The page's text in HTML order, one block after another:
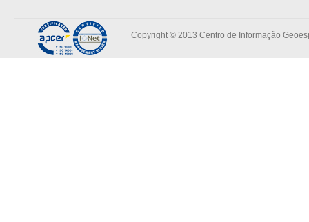
Copyright © 2013 Centro de Informação